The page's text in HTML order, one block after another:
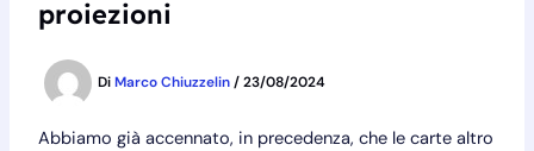
proiezioni
DiMarco Chiuzzelin/23/08/2024
Abbiamo già accennato, in precedenza, che le carte altro